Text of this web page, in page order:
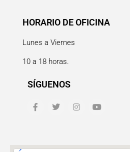
HORARIO DE OFICINA
Lunes a Viernes
10 a 18 horas.
SÍGUENOS